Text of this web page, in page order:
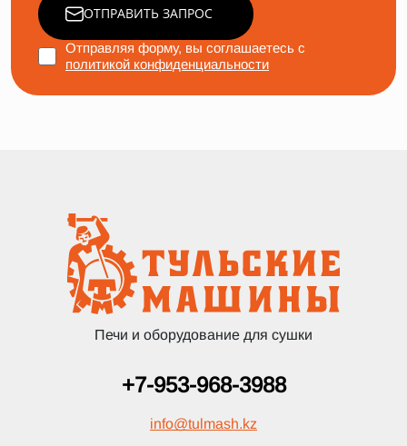
ОТПРАВИТЬ ЗАПРОС
Отправляя форму, вы соглашаетесь с
политикой конфиденциальности
Печи и оборудование для сушки
+7-953-968-3988
info@tulmash.kz